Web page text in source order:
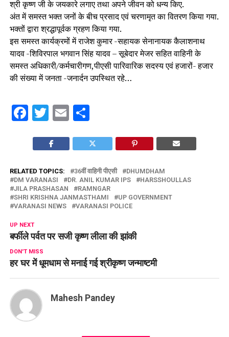
श्री कृष्ण जी के जयकारे लगाए तथा अपने जीवन को धन्य किए.
अंत में समस्त भक्त जनों के बीच प्रसाद एवं चरणामृत का वितरण किया गया.
भक्तों द्वारा श्रद्धापूर्वक ग्रहण किया गया.
इस समस्त कार्यक्रमों में राजेश कुमार -सहायक सेनानायक कैलाशनाथ
यादव -शिविरपाल भगवान सिंह यादव – सूबेदार मेजर सहित वाहिनी के
समस्त अधिकारी/कर्मचारीगण,पीएसी पारिवारिक सदस्य एवं हजारों- हजार
की संख्या में जनता -जनार्दन उपस्थित रहे…
Facebook
Twitter
EmailShare
RELATED TOPICS: 36वीं वाहिनी पीएसी
DHUMDHAM
DM VARANASI
DR. ANIL KUMAR IPS
HARSSHOULLAS
JILA PRASHASAN
RAMNGAR
SHRI KRISHNA JANMASTHAMI
UP GOVERNMENT
VARANASI NEWS
VARANASI POLICE
UP NEXT
बर्फीले पर्वत पर सजी कृष्ण लीला की झांकी
DON'T MISS
हर घर में धूमधाम से मनाई गई श्रीकृष्ण जन्माष्टमी
Mahesh Pandey